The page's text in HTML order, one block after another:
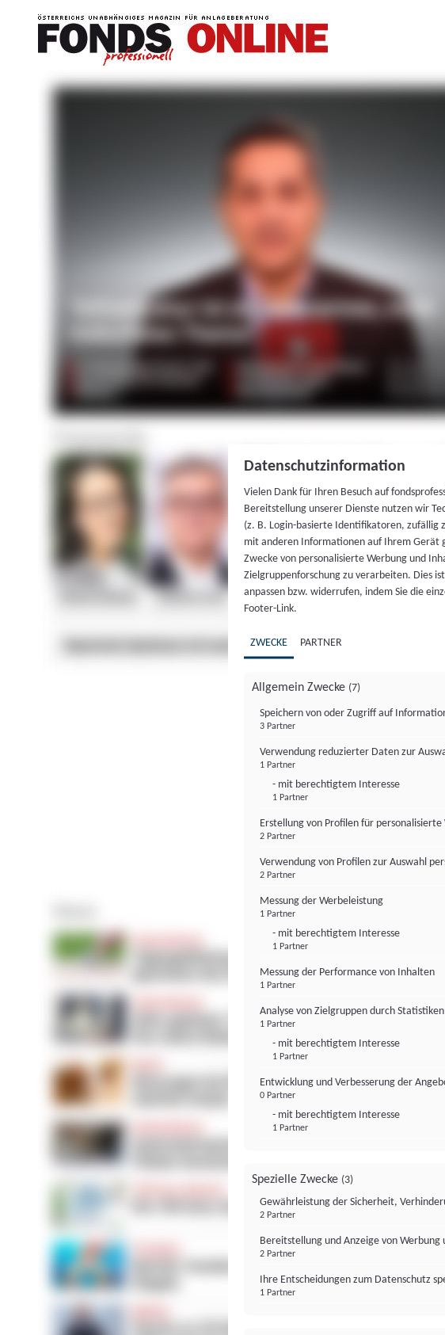
Datenschutzinformation
Vielen Dank für Ihren Besuch auf
Bereitstellung unserer Dienste nutzen wir
(z. B. Login-basierte Identifikatoren,
mit anderen Informationen auf Ihrem Gerät
Zwecke von personalisierte Werbung und
Zielgruppenforschung zu verarbeiten. Dies
anpassen bzw. widerrufen, indem Sie die
Footer-Link.
ZWECKE PARTNER
Allgemein Zwecke (7)
Speichern von oder Zugriff auf
3 Partner
Verwendung reduzierter Daten zur
1 Partner
- mit berechtigtem Interesse
1 Partner
Erstellung von Profilen für personalisierte
2 Partner
Verwendung von Profilen zur Auswahl
2 Partner
Messung der Werbeleistung
1 Partner
- mit berechtigtem Interesse
1 Partner
Messung der Performance von Inhalten
1 Partner
Analyse von Zielgruppen durch
1 Partner
- mit berechtigtem Interesse
1 Partner
Entwicklung und Verbesserung der
0 Partner
- mit berechtigtem Interesse
1 Partner
Spezielle Zwecke (3)
Gewährleistung der Sicherheit,
2 Partner
Bereitstellung und Anzeige von Werbung
2 Partner
Ihre Entscheidungen zum Datenschutz
1 Partner